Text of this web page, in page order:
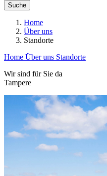
Suche
Home
Über uns
Standorte
Home Über uns Standorte
Wir sind für Sie da
Tampere